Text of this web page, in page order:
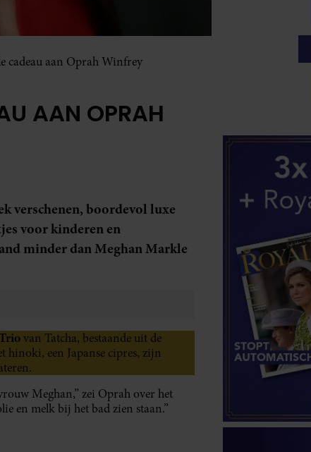
cadeau aan Oprah Winfrey
AAN OPRAH
verschenen, boordevol luxe
voor kinderen en
minder dan Meghan Markle
van Tatcha, bestaande uit de
een Japanse cipres, zijn
Meghan,” zei Oprah over het
en melk bij het bad zien staan.”